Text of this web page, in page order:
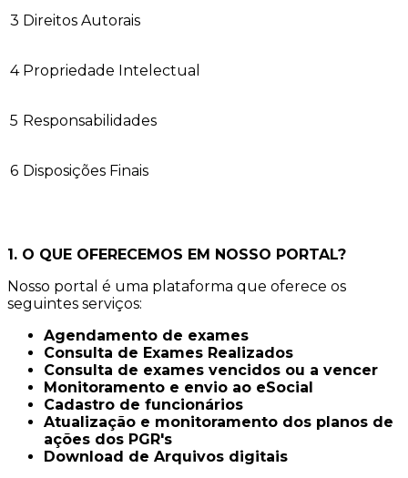
3 Direitos Autorais
4 Propriedade Intelectual
5 Responsabilidades
6 Disposições Finais
1. O QUE OFERECEMOS EM NOSSO PORTAL?
Nosso portal é uma plataforma que oferece os
seguintes serviços:
Agendamento de exames
Consulta de Exames Realizados
Consulta de exames vencidos ou a vencer
Monitoramento e envio ao eSocial
Cadastro de funcionários
Atualização e monitoramento dos planos de
ações dos PGR's
Download de Arquivos digitais